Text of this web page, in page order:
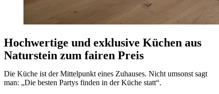
Hochwertige und exklusive Küchen aus
Naturstein zum fairen Preis
Die Küche ist der Mittelpunkt eines Zuhauses. Nicht umsonst sagt
man: „Die besten Partys finden in der Küche statt“.